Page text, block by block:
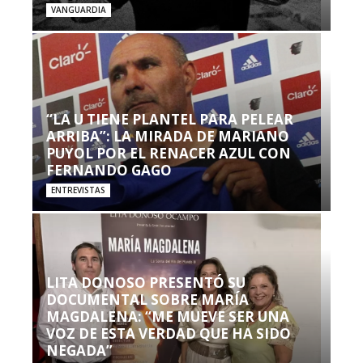
VANGUARDIA
“LA U TIENE PLANTEL PARA PELEAR
ARRIBA”: LA MIRADA DE MARIANO
PUYOL POR EL RENACER AZUL CON
FERNANDO GAGO
ENTREVISTAS
LITA DONOSO PRESENTÓ SU
DOCUMENTAL SOBRE MARÍA
MAGDALENA: “ME MUEVE SER UNA
VOZ DE ESTA VERDAD QUE HA SIDO
NEGADA”